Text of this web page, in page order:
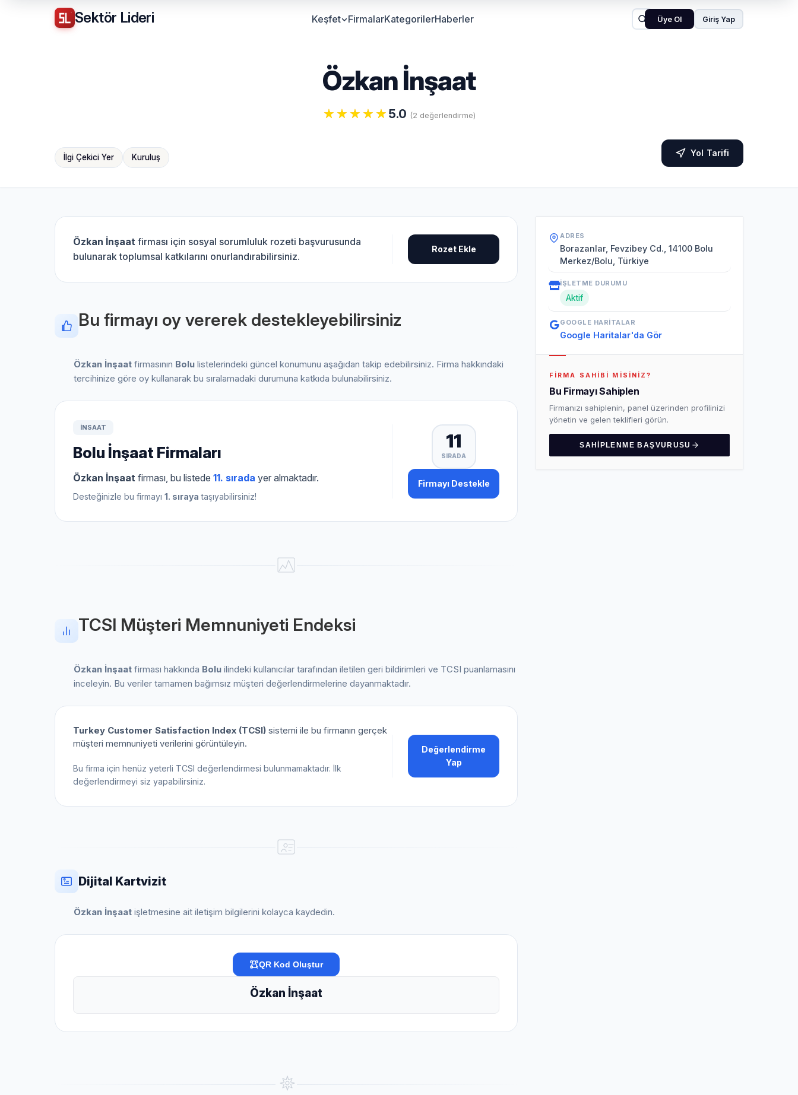
Sektör Lideri Keşfet FirmalarKategorilerHaberler Üye Ol Giriş Yap
Özkan İnşaat
5.0 (2 değerlendirme)
İlgi Çekici Yer Kuruluş Yol Tarifi
Özkan İnşaat firması için sosyal sorumluluk rozeti başvurusunda
bulunarak toplumsal katkılarını onurlandırabilirsiniz.
Rozet Ekle
Bu firmayı oy vererek destekleyebilirsiniz
Özkan İnşaat firmasının Bolu listelerindeki güncel konumunu aşağıdan takip edebilirsiniz. Firma hakkındaki
tercihinize göre oy kullanarak bu sıralamadaki durumuna katkıda bulunabilirsiniz.
INSAAT
Bolu İnşaat Firmaları
Özkan İnşaat firması, bu listede 11. sırada yer almaktadır.
Desteğinizle bu firmayı 1. sıraya taşıyabilirsiniz!
11
SIRADA
Firmayı Destekle
TCSI Müşteri Memnuniyeti Endeksi
Özkan İnşaat firması hakkında Bolu ilindeki kullanıcılar tarafından iletilen geri bildirimleri ve TCSI puanlamasını
inceleyin. Bu veriler tamamen bağımsız müşteri değerlendirmelerine dayanmaktadır.
Turkey Customer Satisfaction Index (TCSI) sistemi ile bu firmanın gerçek
müşteri memnuniyeti verilerini görüntüleyin.
Bu firma için henüz yeterli TCSI değerlendirmesi bulunmamaktadır. İlk
değerlendirmeyi siz yapabilirsiniz.
Değerlendirme
Yap
Dijital Kartvizit
Özkan İnşaat işletmesine ait iletişim bilgilerini kolayca kaydedin.
QR Kod Oluştur
Özkan İnşaat
ADRES
Borazanlar, Fevzibey Cd., 14100 Bolu
Merkez/Bolu, Türkiye
İŞLETME DURUMU
Aktif
GOOGLE HARITALAR
Google Haritalar'da Gör
FIRMA SAHIBI MISINIZ?
Bu Firmayı Sahiplen
Firmanızı sahiplenin, panel üzerinden profilinizi
yönetin ve gelen teklifleri görün.
SAHIPLENME BAŞVURUSU